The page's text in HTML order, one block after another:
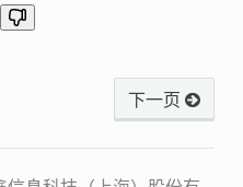
下一页